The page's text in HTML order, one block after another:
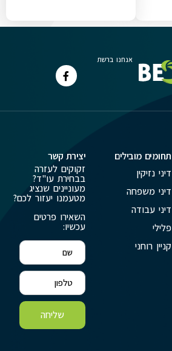
אנחנו ברשת
תחומים מובילים
דיני נזיקין
דיני משפחה
דיני עבודה
פלילי
קניין רוחני
יצירת קשר
זקוקים לעזרה
בבחירת עו"ד?
מעוניינים שנציג
מטעמנו יעזור לכם?
השאירו פרטים
עכשיו:
שליחה